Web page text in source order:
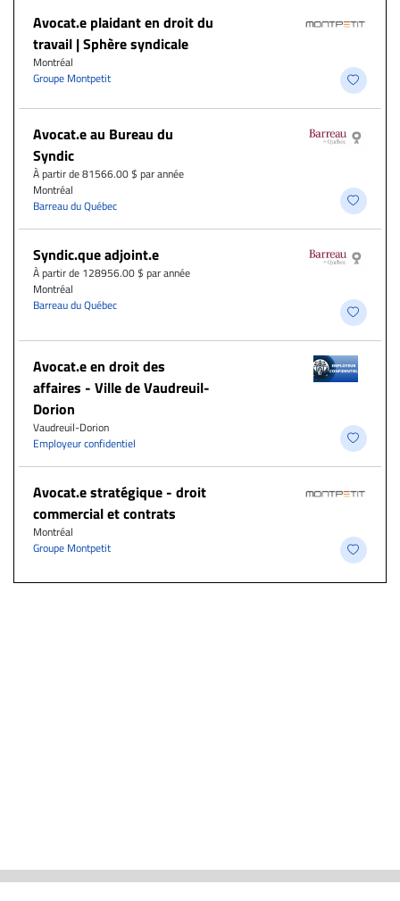
Avocat.e plaidant en droit du
travail | Sphère syndicale
Montréal
Groupe Montpetit
Avocat.e au Bureau du
Syndic
À partir de 81566.00 $ par année
Montréal
Barreau du Québec
Syndic.que adjoint.e
À partir de 128956.00 $ par année
Montréal
Barreau du Québec
Avocat.e en droit des
affaires - Ville de Vaudreuil-
Dorion
Vaudreuil-Dorion
Employeur confidentiel
Avocat.e stratégique - droit
commercial et contrats
Montréal
Groupe Montpetit